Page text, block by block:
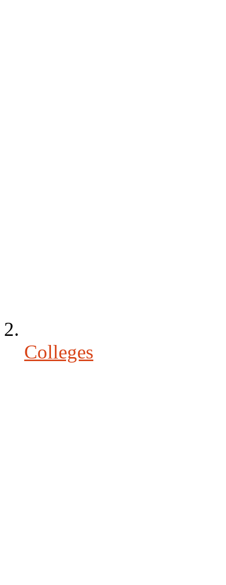
Colleges